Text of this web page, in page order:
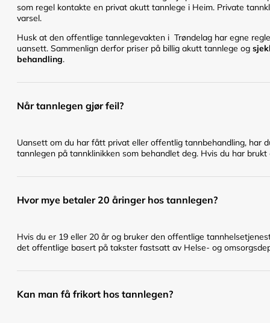
som regel kontakte en privat akutt tannlege i Heim. Private
varsel.
Husk at den offentlige tannlegevakten i Trøndelag har egne
uansett. Sammenlign derfor priser på billig akutt tannlege og
behandling.
Når tannlegen gjør feil?
Uansett om du har fått privat eller offentlig tannbehandling, har
tannlegen på tannklinikken som behandlet deg. Hvis du har
Hvor mye betaler 20 åringer hos tannlegen?
Hvis du er 19 eller 20 år og bruker den offentlige
det offentlige basert på takster fastsatt av Helse- og
Kan man få frikort hos tannlegen?